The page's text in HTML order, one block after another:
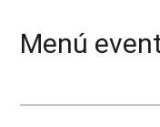
Menú